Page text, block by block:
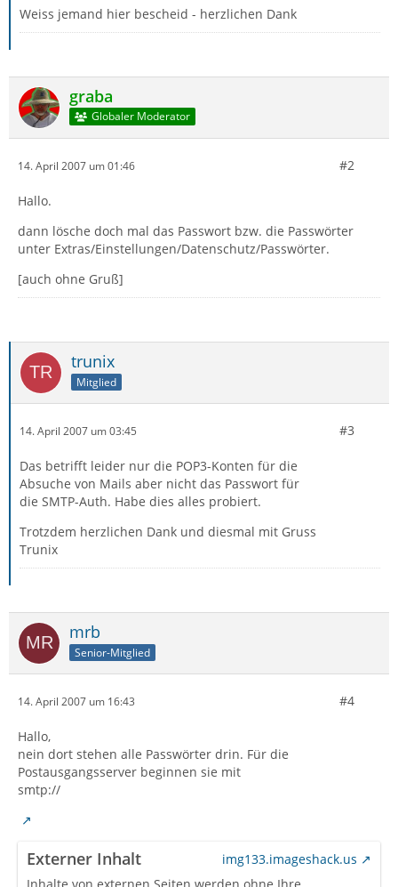
Weiss jemand hier bescheid - herzlichen Dank
graba
Globaler Moderator
14. April 2007 um 01:46 #2
Hallo.
dann lösche doch mal das Passwort bzw. die Passwörter
unter Extras/Einstellungen/Datenschutz/Passwörter.
[auch ohne Gruß]
trunix
Mitglied
14. April 2007 um 03:45 #3
Das betrifft leider nur die POP3-Konten für die
Absuche von Mails aber nicht das Passwort für
die SMTP-Auth. Habe dies alles probiert.
Trotzdem herzlichen Dank und diesmal mit Gruss
Trunix
mrb
Senior-Mitglied
14. April 2007 um 16:43 #4
Hallo,
nein dort stehen alle Passwörter drin. Für die
Postausgangsserver beginnen sie mit
smtp://
Externer Inhalt
img133.imageshack.us